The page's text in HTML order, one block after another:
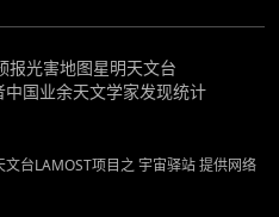
报光害地图星明天文台
中国业余天文学家发现统计
台LAMOST项目之 宇宙驿站 提供网络